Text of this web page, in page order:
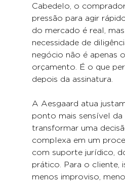
Cabedelo, o
pressão para agir
do mercado é real,
necessidade de
negócio não é apenas
orçamento. É o que
depois da assinatura.
A Aesgaard atua
ponto mais sensível da
transformar uma
complexa em um
com suporte jurídico,
prático. Para o cliente,
menos improviso,